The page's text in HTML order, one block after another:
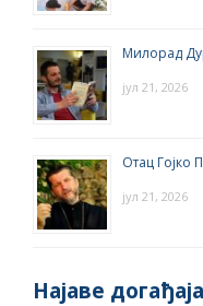
Милорад
јул 21, 2026
Отац Гојко
јул 21, 2026
Најаве догађаја